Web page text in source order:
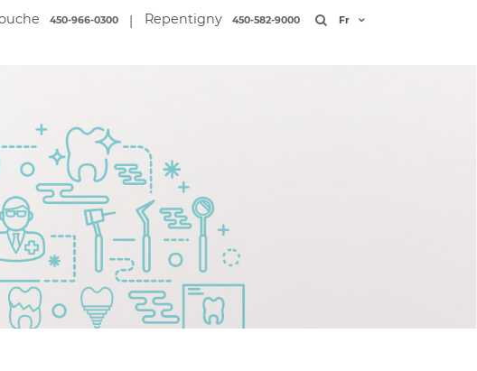
450-966-0300 | Repentigny 450-582-9000 Fr